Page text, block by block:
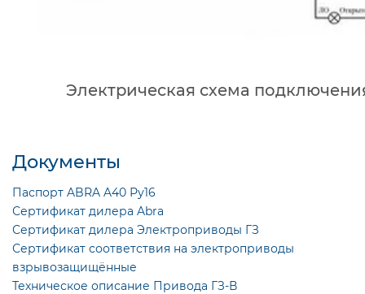
Электрическая схема
Документы
Паспорт ABRA A40 Ру16
Сертификат дилера Abra
Сертификат дилера Электроприводы ГЗ
Сертификат соответствия на электроприводы
взрывозащищённые
Техническое описание Привода ГЗ-В